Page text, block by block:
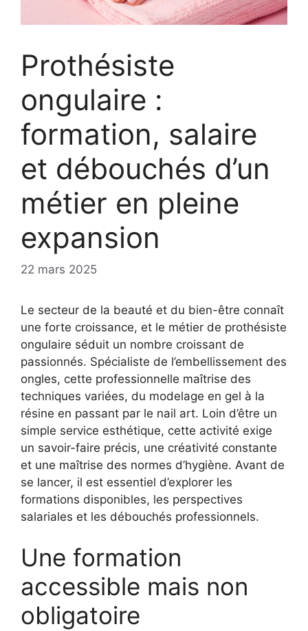
Prothésiste
ongulaire :
formation, salaire
et débouchés d’un
métier en pleine
expansion
22 mars 2025
Le secteur de la beauté et du bien-être connaît
une forte croissance, et le métier de prothésiste
ongulaire séduit un nombre croissant de
passionnés. Spécialiste de l’embellissement des
ongles, cette professionnelle maîtrise des
techniques variées, du modelage en gel à la
résine en passant par le nail art. Loin d’être un
simple service esthétique, cette activité exige
un savoir-faire précis, une créativité constante
et une maîtrise des normes d’hygiène. Avant de
se lancer, il est essentiel d’explorer les
formations disponibles, les perspectives
salariales et les débouchés professionnels.
Une formation
accessible mais non
obligatoire